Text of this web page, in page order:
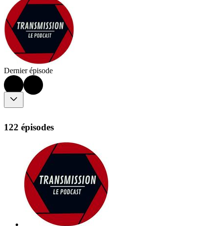
Dernier épisode
122 épisodes